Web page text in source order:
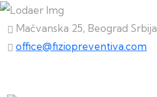
Mačvanska 25, Beograd Srbija
office@fiziopreventiva.com